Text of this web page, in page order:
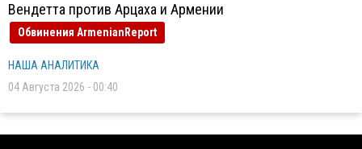
Вендетта против Арцаха и Армении
Обвинения ArmenianReport
НАША АНАЛИТИКА
04 Августа 2026 - 00:40